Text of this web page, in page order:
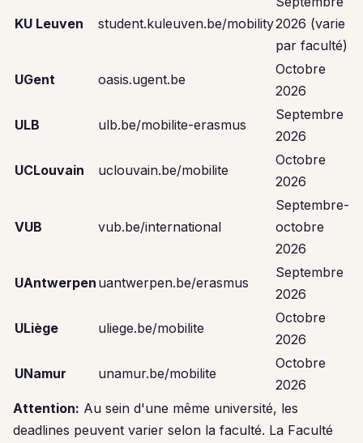
KU Leuven student.kuleuven.be/mobility2026 (varie
par faculté)
UGent oasis.ugent.be
Octobre
2026
ULB ulb.be/mobilite-erasmus
Septembre
2026
UCLouvain uclouvain.be/mobilite
Octobre
2026
VUB vub.be/international
Septembre-
octobre
2026
UAntwerpen uantwerpen.be/erasmus
Septembre
2026
ULiège uliege.be/mobilite
Octobre
2026
UNamur unamur.be/mobilite
Octobre
2026
Attention: Au sein d'une même université, les
deadlines peuvent varier selon la faculté. La Faculté